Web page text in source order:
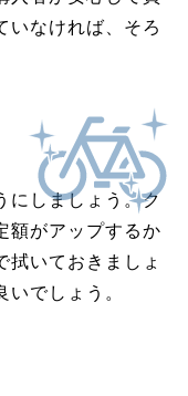
いなければ、そろ
にしましょう。ク
額がアップするか
拭いておきましょ
でしょう。